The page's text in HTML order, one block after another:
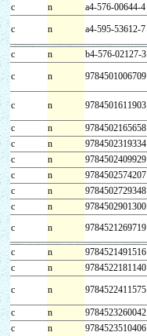
c
n a4-576-00644-4
c
n a4-595-53612-7
c n b4-576-02127-3
c
n 9784501006709
c n 9784501611903
c n 9784502165658
c
n 9784502319334
c
n 9784502409929
c
n 9784502574207
c
n 9784502729348
c
n 9784502901300
c
n 9784521269719
c n 9784521491516
c
n 9784522181140
c
n 9784522411575
c n 9784523260042
c
n 9784523510406